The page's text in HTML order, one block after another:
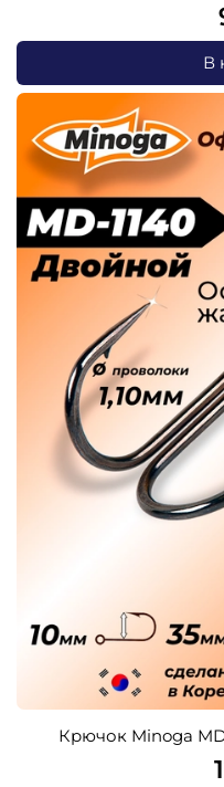
В
Крючок Minoga